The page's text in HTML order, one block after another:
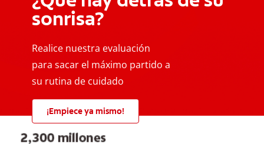
sonrisa?
Realice nuestra evaluación
para sacar el máximo partido a
su rutina de cuidado
¡Empiece ya mismo!